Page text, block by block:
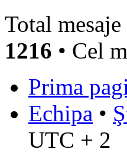
Total mesaje
1216 • Cel
Prima
Echipa •
UTC + 2